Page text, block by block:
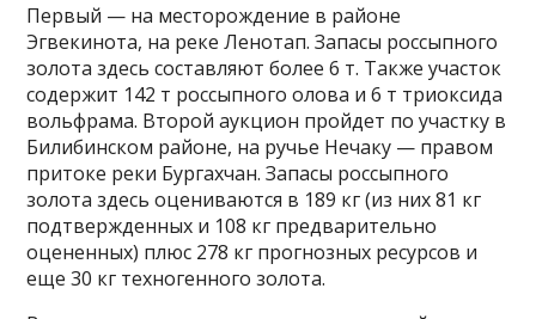
Первый — на месторождение в районе
Эгвекинота, на реке Ленотап. Запасы россыпного
золота здесь составляют более 6 т. Также участок
содержит 142 т россыпного олова и 6 т триоксида
вольфрама. Второй аукцион пройдет по участку в
Билибинском районе, на ручье Нечаку — правом
притоке реки Бургахчан. Запасы россыпного
золота здесь оцениваются в 189 кг (из них 81 кг
подтвержденных и 108 кг предварительно
оцененных) плюс 278 кг прогнозных ресурсов и
еще 30 кг техногенного золота.